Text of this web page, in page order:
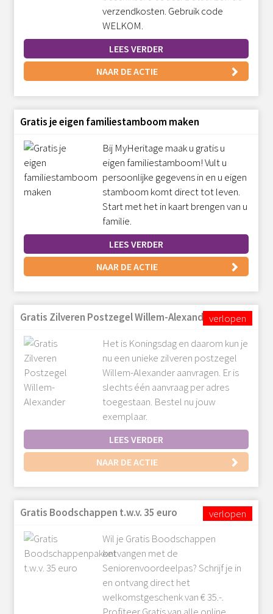
verzendkosten. Gebruik code
WELKOM.
LEES VERDER
NAAR DE ACTIE
Gratis je eigen familiestamboom maken
Bij MyHeritage maak u gratis u
eigen familiestamboom! Vult u
persoonlijke gegevens in en u eigen
stamboom komt direct tot leven.
Start met het in kaart brengen van u
familie.
LEES VERDER
NAAR DE ACTIE
Gratis Zilveren Postzegel Willem-Alexander
Het is Koningsdag en daarom kun je
nu een unieke zilveren postzegel
Willem-Alexander aanvragen. Er is
slechts één aanvraag per adres
toegestaan. Bestel nu jouw
exemplaar.
LEES VERDER
NAAR DE ACTIE
Gratis Boodschappen t.w.v. 35 euro
Wil je Gratis Boodschappen
ontvangen met de
Seniorenvoordeelpas? Schrijf je in
en ontvang direct het
welkomstgeschenk van € 35.-.